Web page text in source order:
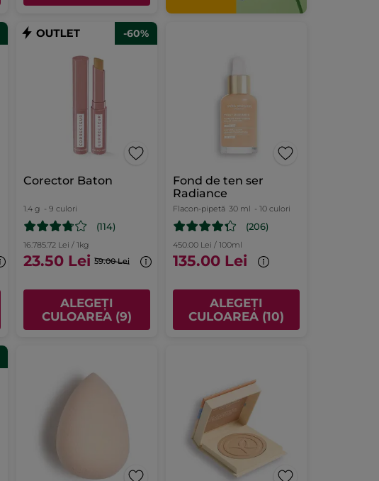
-60%
Corector Baton
1.4 g - 9 culori
(114)
16.785.72 Lei / 1kg
23.50 Lei 59.00 Lei
ALEGEȚI
CULOAREA (9)
Fond de ten ser
Radiance
Flacon-pipetă 30 ml - 10 culori
(206)
450.00 Lei / 100ml
135.00 Lei
ALEGEȚI
CULOAREA (10)